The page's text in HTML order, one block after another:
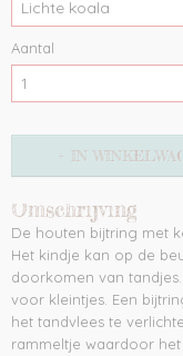
Aantal
IN
Omschrijving
De houten bijtring met
Het kindje kan op de
doorkomen van
voor kleintjes. Een
het tandvlees te
rammeltje waardoor